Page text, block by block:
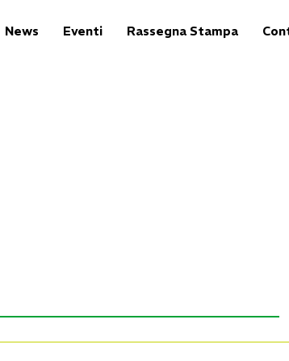
News Eventi Rassegna Stampa